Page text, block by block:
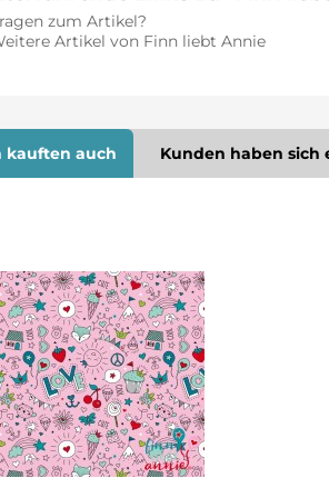
zum Artikel?
Artikel von Finn liebt Annie
kauften auch Kunden haben sich